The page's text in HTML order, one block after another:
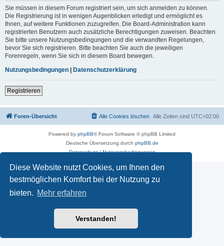
Diese Website nutzt Cookies, um Ihnen den
bestmöglichen Komfort bei der Nutzung zu
bieten. Mehr erfahren
Verstanden!
Sie müssen in diesem Forum registriert sein, um sich anmelden zu können.
Die Registrierung ist in wenigen Augenblicken erledigt und ermöglicht es
Ihnen, auf weitere Funktionen zuzugreifen. Die Board-Administration kann
registrierten Benutzern auch zusätzliche Berechtigungen zuweisen. Beachten
Sie bitte unsere Nutzungsbedingungen und die verwandten Regelungen,
bevor Sie sich registrieren. Bitte beachten Sie auch die jeweiligen
Forenregeln, wenn Sie sich in diesem Board bewegen.
Nutzungsbedingungen | Datenschutzerklärung
Registrieren
Foren-Übersicht Alle Zeiten sind UTC+02:00
Alle Cookies löschen
Powered by phpBB® Forum Software © phpBB Limited
Deutsche Übersetzung durch phpBB.de
Datenschutz|Nutzungsbedingungen